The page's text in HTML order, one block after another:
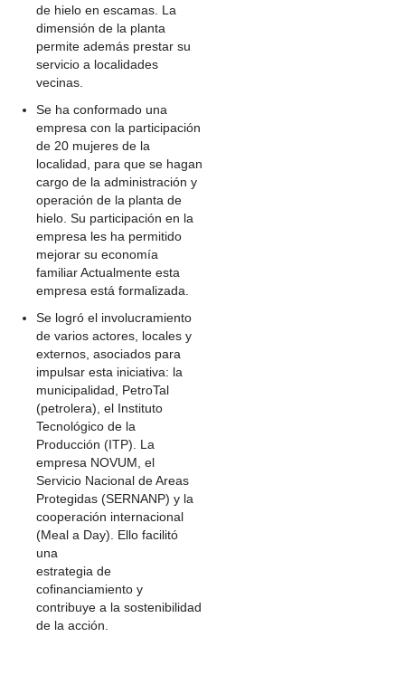
de hielo en escamas. La
dimensión de la planta
permite además prestar su
servicio a localidades
vecinas.
Se ha conformado una
empresa con la participación
de 20 mujeres de la
localidad, para que se hagan
cargo de la administración y
operación de la planta de
hielo. Su participación en la
empresa les ha permitido
mejorar su economía
familiar Actualmente esta
empresa está formalizada.
Se logró el involucramiento
de varios actores, locales y
externos, asociados para
impulsar esta iniciativa: la
municipalidad, PetroTal
(petrolera), el Instituto
Tecnológico de la
Producción (ITP). La
empresa NOVUM, el
Servicio Nacional de Areas
Protegidas (SERNANP) y la
cooperación internacional
(Meal a Day). Ello facilitó
una
estrategia de
cofinanciamiento y
contribuye a la sostenibilidad
de la acción.